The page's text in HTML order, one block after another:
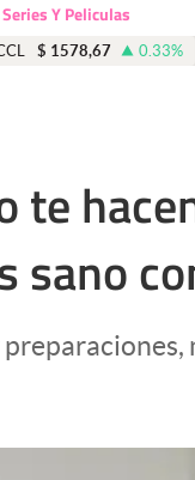
Series Y Peliculas
$ 1578,67 0.33%
sano